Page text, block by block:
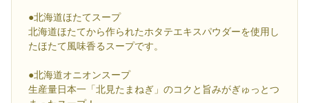
●北海道ほたてスープ
北海道ほたてから作られたホタテエキスパウダーを使用し
たほたて風味香るスープです。
●北海道オニオンスープ
生産量日本一「北見たまねぎ」のコクと旨みがぎゅっとつ